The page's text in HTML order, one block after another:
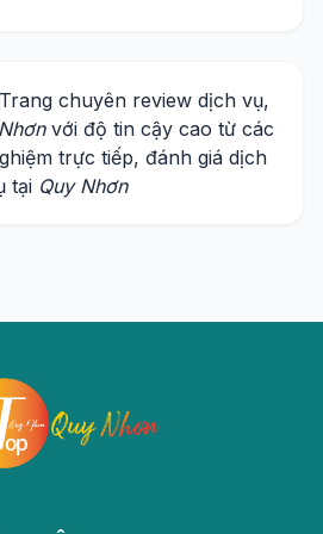
chuyên review dịch vụ,
với độ tin cậy cao từ các
trực tiếp, đánh giá dịch
tại Quy Nhơn